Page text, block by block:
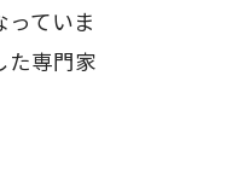
ていま
た専門家